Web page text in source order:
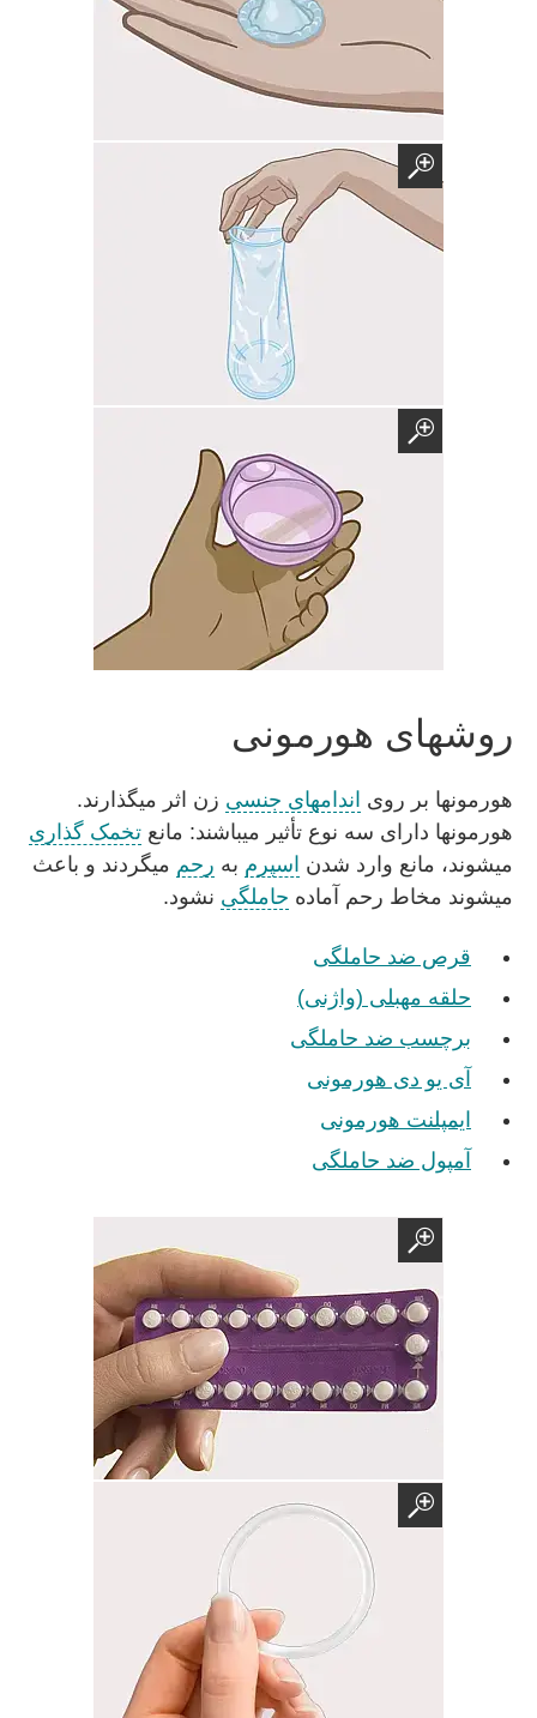
روشهای هورمونی
هورمونها بر روی اندامهای جنسی زن اثر میگذارند.
هورمونها دارای سه نوع تأثیر میباشند: مانع تخمک گذاری
میشوند، مانع وارد شدن اسپرم به رحم میگردند و باعث
میشوند مخاط رحم آماده حاملگی نشود.
قرص ضد حاملگی
حلقه مهبلی (واژنی)
برچسب ضد حاملگی
آی یو دی هورمونی
ایمپلنت هورمونی
آمپول ضد حاملگی